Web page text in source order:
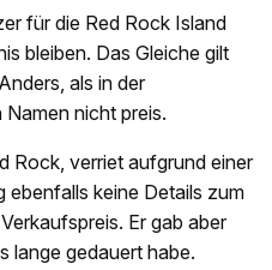
für die Red Rock Island
bleiben. Das Gleiche gilt
als in der
nicht preis.
Rock, verriet aufgrund einer
ebenfalls keine Details zum
Er gab aber
lange gedauert habe.